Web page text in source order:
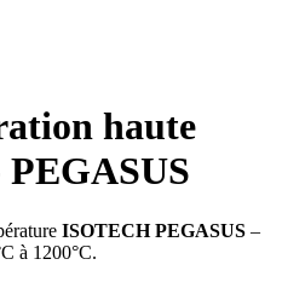
haute
ISOTECH PEGASUS –
à 1200°C.